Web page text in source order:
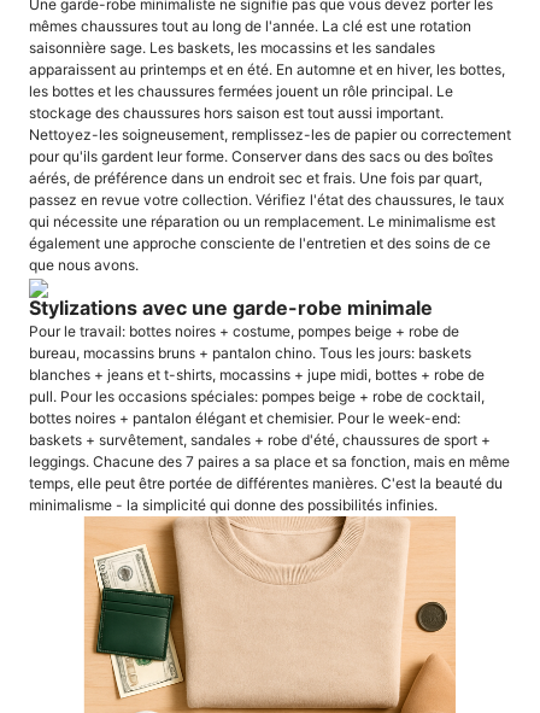
Une garde-robe minimaliste ne signifie pas que vous devez porter les
mêmes chaussures tout au long de l'année. La clé est une rotation
saisonnière sage. Les baskets, les mocassins et les sandales
apparaissent au printemps et en été. En automne et en hiver, les bottes,
les bottes et les chaussures fermées jouent un rôle principal. Le
stockage des chaussures hors saison est tout aussi important.
Nettoyez-les soigneusement, remplissez-les de papier ou correctement
pour qu'ils gardent leur forme. Conserver dans des sacs ou des boîtes
aérés, de préférence dans un endroit sec et frais. Une fois par quart,
passez en revue votre collection. Vérifiez l'état des chaussures, le taux
qui nécessite une réparation ou un remplacement. Le minimalisme est
également une approche consciente de l'entretien et des soins de ce
que nous avons.
Stylizations avec une garde-robe minimale
Pour le travail: bottes noires + costume, pompes beige + robe de
bureau, mocassins bruns + pantalon chino. Tous les jours: baskets
blanches + jeans et t-shirts, mocassins + jupe midi, bottes + robe de
pull. Pour les occasions spéciales: pompes beige + robe de cocktail,
bottes noires + pantalon élégant et chemisier. Pour le week-end:
baskets + survêtement, sandales + robe d'été, chaussures de sport +
leggings. Chacune des 7 paires a sa place et sa fonction, mais en même
temps, elle peut être portée de différentes manières. C'est la beauté du
minimalisme - la simplicité qui donne des possibilités infinies.